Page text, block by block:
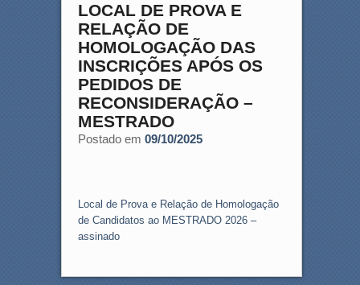
LOCAL DE PROVA E
RELAÇÃO DE
HOMOLOGAÇÃO DAS
INSCRIÇÕES APÓS OS
PEDIDOS DE
RECONSIDERAÇÃO –
MESTRADO
Postado em 09/10/2025
Local de Prova e Relação de Homologação
de Candidatos ao MESTRADO 2026 –
assinado